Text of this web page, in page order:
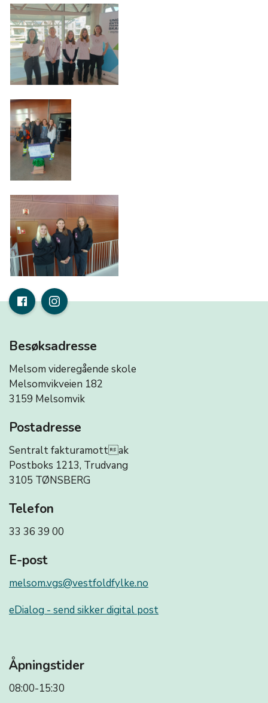
Besøksadresse
Melsom videregående skole
Melsomvikveien 182
3159 Melsomvik
Postadresse
Sentralt fakturamottak
Postboks 1213, Trudvang
3105 TØNSBERG
Telefon
33 36 39 00
E-post
melsom.vgs@vestfoldfylke.no
eDialog - send sikker digital post
Åpningstider
08:00-15:30